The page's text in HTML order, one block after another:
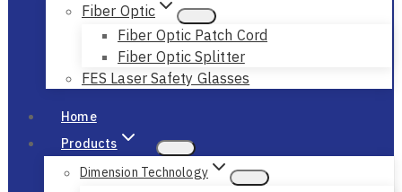
Fiber Optic
Fiber Optic Patch Cord
Fiber Optic Splitter
FES Laser Safety Glasses
Home
Products
Dimension Technology